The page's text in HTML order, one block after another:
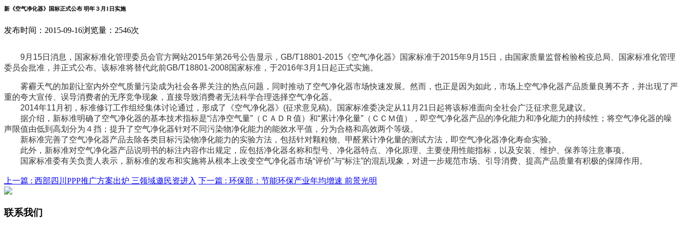
新《空气净化器》国标正式公布 明年３月1日实施
发布时间：2015-09-16浏览量：2546次
9月15日消息，国家标准化管理委员会官方网站2015年第26号公告显示，GB/T18801-2015《空气净化器》国家标准于2015年9月15日，由国家质量监督检验检疫总局、国家标准化管理
委员会批准，并正式公布。该标准将替代此前GB/T18801-2008国家标准，于2016年3月1日起正式实施。
雾霾天气的加剧让室内外空气质量污染成为社会各界关注的热点问题，同时推动了空气净化器市场快速发展。然而，也正是因为如此，市场上空气净化器产品质量良莠不齐，并出现了严
重的夸大宣传、误导消费者的无序竞争现象，直接导致消费者无法科学合理选择空气净化器。
2014年11月初，标准修订工作组经集体讨论通过，形成了《空气净化器》(征求意见稿)。国家标准委决定从11月21日起将该标准面向全社会广泛征求意见建议。
据介绍，新标准明确了空气净化器的基本技术指标是“洁净空气量”（ＣＡＤＲ值）和“累计净化量”（ＣＣＭ值），即空气净化器产品的净化能力和净化能力的持续性；将空气净化器的噪
声限值由低到高划分为４挡；提升了空气净化器针对不同污染物净化能力的能效水平值，分为合格和高效两个等级。
新标准完善了空气净化器产品去除各类目标污染物净化能力的实验方法，包括针对颗粒物、甲醛累计净化量的测试方法，即空气净化器净化寿命实验。
此外，新标准对空气净化器产品说明书的标注内容作出规定，应包括净化器名称和型号、净化器特点、净化原理、主要使用性能指标，以及安装、维护、保养等注意事项。
国家标准委有关负责人表示，新标准的发布和实施将从根本上改变空气净化器市场“评价”与“标注”的混乱现象，对进一步规范市场、引导消费、提高产品质量有积极的保障作用。
上一篇 : 西部四川PPP推广方案出炉 三领域邀民资进入 下一篇 : 环保部：节能环保产业年均增速 前景光明
联系我们